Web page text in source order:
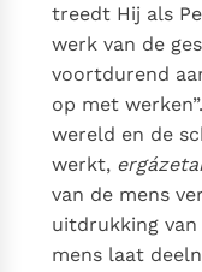
treedt Hij als
werk van de
voortdurend
op met
wereld en de
werkt,
van de mens
uitdrukking van
mens laat